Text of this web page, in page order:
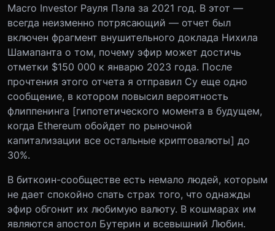
Macro Investor Рауля Пэла за 2021 год. В этот —
всегда неизменно потрясающий — отчет был
включен фрагмент внушительного доклада Нихила
Шамапанта о том, почему эфир может достичь
отметки $150 000 к январю 2023 года. После
прочтения этого отчета я отправил Су еще одно
сообщение, в котором повысил вероятность
флиппенинга [гипотетического момента в будущем,
когда Ethereum обойдет по рыночной
капитализации все остальные криптовалюты] до
30%.
В биткоин-сообществе есть немало людей, которым
не дает спокойно спать страх того, что однажды
эфир обгонит их любимую валюту. В кошмарах им
являются апостол Бутерин и всевышний Любин.